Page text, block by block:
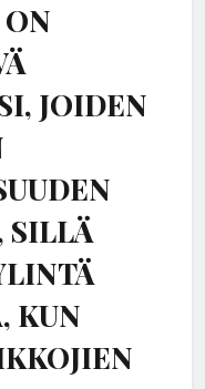
JOIDEN
SILLÄ
KUN